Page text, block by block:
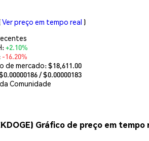
Ver preço em tempo real )
+2.10%
-16.20%
de mercado:$18,611.00
0.00000186/ $0.00000183
Comunidade
Gráfico de preço em tempo